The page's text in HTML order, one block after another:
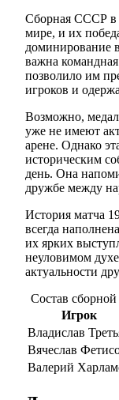
Сборная СССР в
мире, и их
доминирование
важна
позволило им
игроков и
Возможно,
уже не имеют
арене. Однако
историческим
день. Она
дружбе между
История матча
всегда
их ярких
неуловимом
актуальности
Состав
Игрок
Владислав
Вячеслав
Валерий